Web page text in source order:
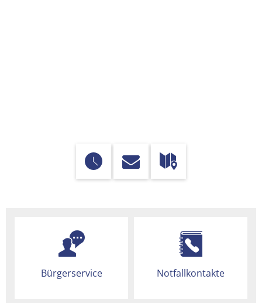
Bürgerservice Notfallkontakte